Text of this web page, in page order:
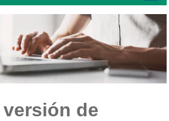
versión de